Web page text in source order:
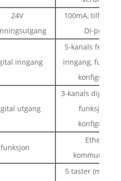
24V
100mA, tilfør
DI-porten
inngang
5-kanals felles
inngang,
utgang
3-kanals digital
funksjon
Ethercat-
5 taster